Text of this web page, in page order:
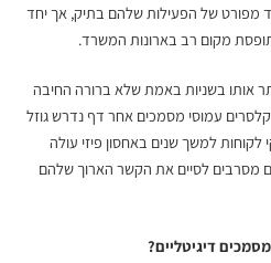
מפורט של הפעילות שלהם בתיק, אך יחד
מקום רב בארונות המשרד.
אותו בשניות באמת שלא ברורה החיבה
עמוסי מסמכים אחר דף נדרש גוזל
לקוחות למשך שנים באחסון פיזי עולה
מסרבים לסיים את הקשר הארוך שלהם
דיגיטליים?